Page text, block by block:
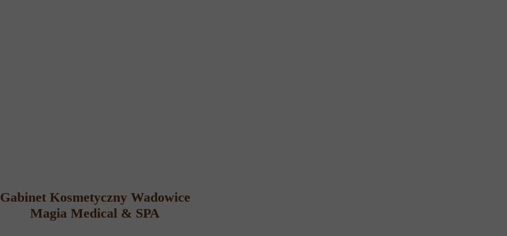
Gabinet Kosmetyczny Wadowice
Magia Medical & SPA